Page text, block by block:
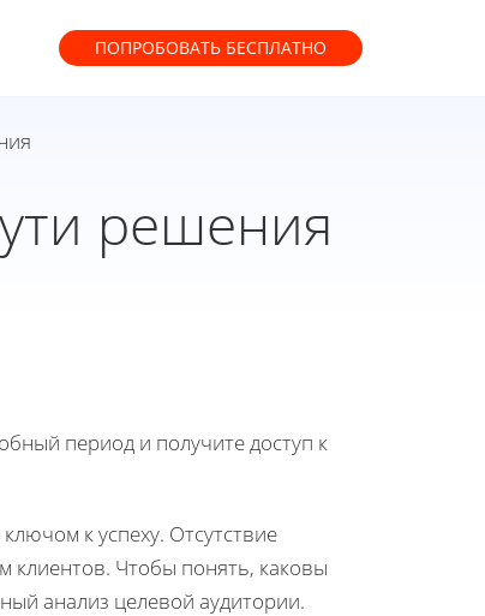
ПОПРОБОВАТЬ БЕСПЛАТНО
решения
период и получите доступ к
к успеху. Отсутствие
клиентов. Чтобы понять, каковы
анализ целевой аудитории.